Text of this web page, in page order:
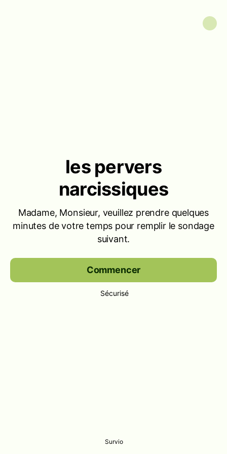
les pervers
narcissiques
Madame, Monsieur, veuillez prendre quelques
minutes de votre temps pour remplir le sondage
suivant.
Commencer
Sécurisé
Survio